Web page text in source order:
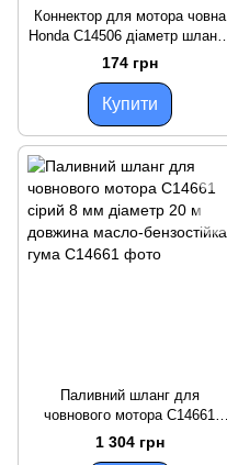
Коннектор для мотора човна
Honda C14506 діаметр шланга
8 мм пластиковий новий
174 грн
Купити
Паливний шланг для
човнового мотора C14661
сірий 8 мм діаметр 20 м
довжина масло-бензостійка
1 304 грн